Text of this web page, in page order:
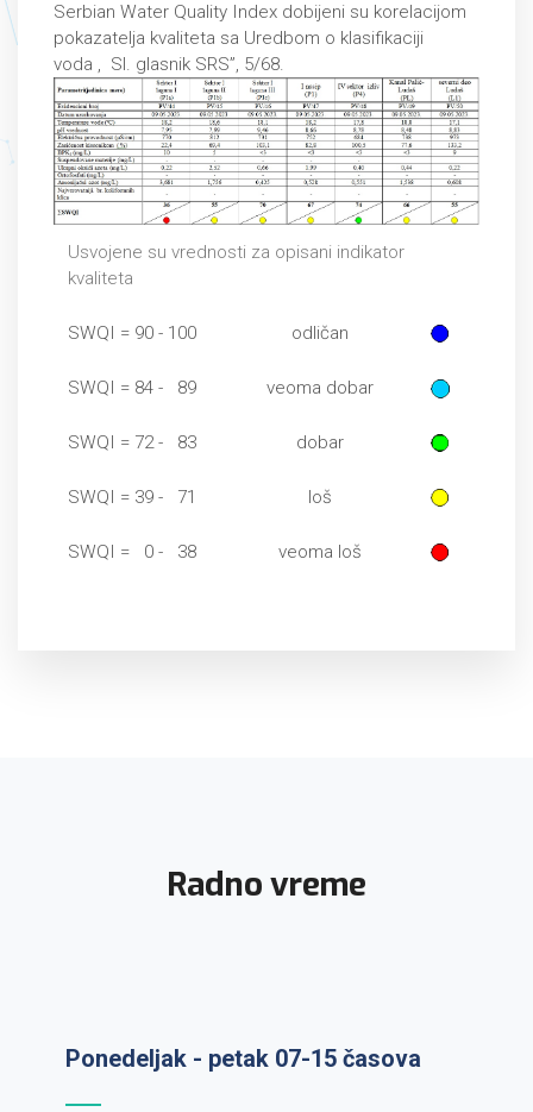
Serbian Water Quality Index dobijeni su korelacijom
pokazatelja kvaliteta sa Uredbom o klasifikaciji
voda , Sl. glasnik SRS”, 5/68.
Usvojene su vrednosti za opisani indikator
kvaliteta
SWQI = 90 - 100 odličan
SWQI = 84 - 89 veoma dobar
SWQI = 72 - 83 dobar
SWQI = 39 - 71 loš
SWQI = 0 - 38 veoma loš
Radno vreme
Ponedeljak - petak 07-15 časova